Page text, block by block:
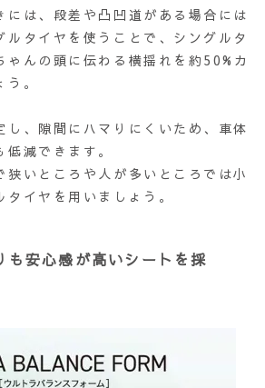
には、段差や凸凹道がある場合には
ルタイヤを使うことで、シングルタ
ゃんの頭に伝わる横揺れを約50%カ
。
し、隙間にハマりにくいため、車体
減できます。
狭いところや人が多いところでは小
イヤを用いましょう。
も安心感が高いシートを採